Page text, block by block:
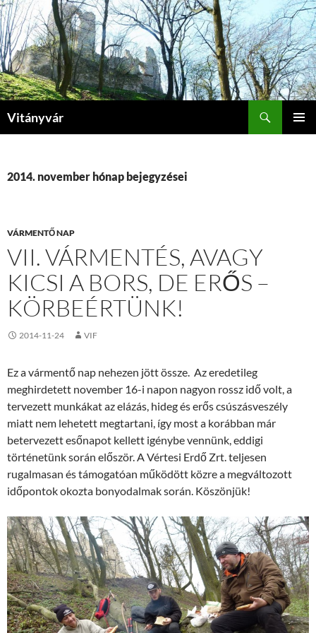
Kilépés
a
tartalomba
Vitányvár
2014. november hónap bejegyzései
VÁRMENTŐ NAP
VII. VÁRMENTÉS, AVAGY
KICSI A BORS, DE ERŐS –
KÖRBEÉRTÜNK!
2014-11-24 VIF
Ez a vármentő nap nehezen jött össze. Az eredetileg
meghirdetett november 16-i napon nagyon rossz idő volt, a
tervezett munkákat az elázás, hideg és erős csúszásveszély
miatt nem lehetett megtartani, így most a korábban már
betervezett esőnapot kellett igénybe vennünk, eddigi
történetünk során először. A Vértesi Erdő Zrt. teljesen
rugalmasan és támogatóan működött közre a megváltozott
időpontok okozta bonyodalmak során. Köszönjük!